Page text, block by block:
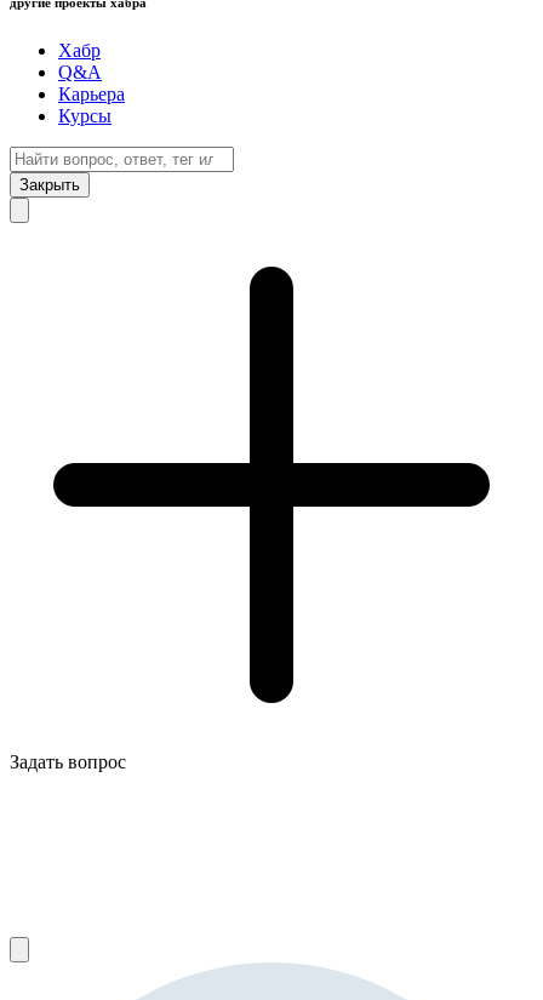
Хабр
Q&A
Карьера
Курсы
Закрыть
Задать вопрос